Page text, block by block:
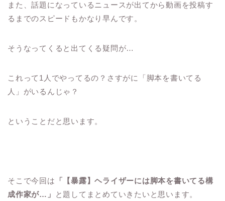
また、話題になっているニュースが出てから動画を投稿す
るまでのスピードもかなり早んです。
そうなってくると出てくる疑問が…
これって1人でやってるの？さすがに「脚本を書いてる
人」がいるんじゃ？
ということだと思います。
そこで今回は 「【暴露】ヘライザーには脚本を書いてる構
成作家が…」
と題してまとめていきたいと思います。